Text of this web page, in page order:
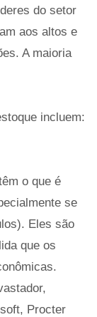
do setor
aos altos e
A maioria
incluem:
o que é
se
Eles são
que os
Procter